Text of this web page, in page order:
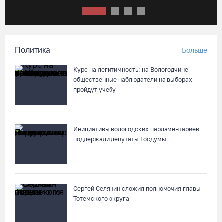
рублей на первоклассника
операций за полгода
В Вологодской области спрогнозировали урожай семян
хвойных пород
06.08.26 / 13:04
06.08.26 / 12:49
Политика Больше
Курс на легитимность: на Вологодчине
общественные наблюдатели на выборах
пройдут учебу
Инициативы вологодских парламентариев
поддержали депутаты Госдумы
Сергей Селянин сложил полномочия главы
Тотемского округа